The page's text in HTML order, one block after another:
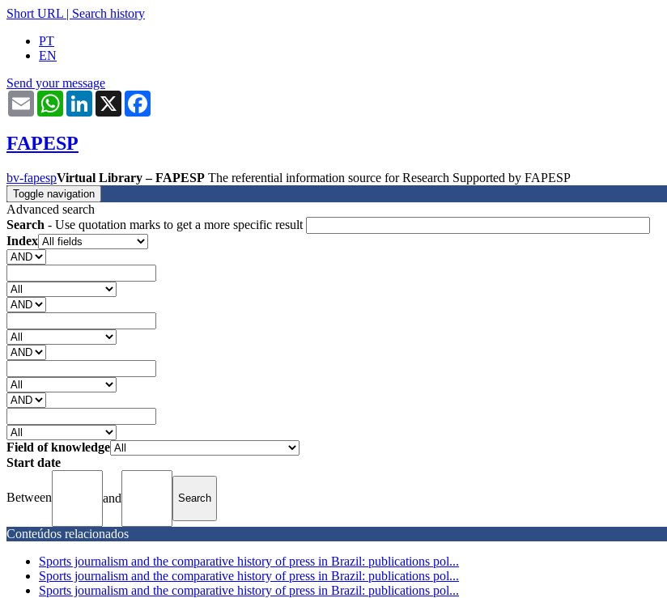
Short URL | Search history
PT
EN
Send your message
Email WhatsAppLinkedIn
X
FAPESP
bv-fapespVirtual Library – FAPESP The referential information source for Research Supported by FAPESP
Toggle navigation
Advanced search
Search - Use quotation marks to get a more specific result
Index
Field of knowledge
Start date
Between and
Conteúdos relacionados
Sports journalism and the comparative history of press in Brazil: publications pol...
Sports journalism and the comparative history of press in Brazil: publications pol...
Sports journalism and the comparative history of press in Brazil: publications pol...